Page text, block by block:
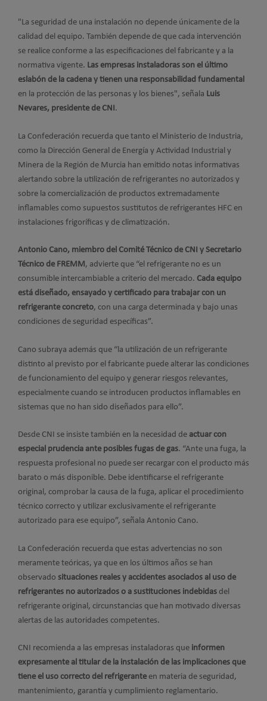
"La seguridad de una instalación no depende únicamente de la
calidad del equipo. También depende de que cada intervención
se realice conforme a las especificaciones del fabricante y a la
normativa vigente. Las empresas instaladoras son el último
eslabón de la cadena y tienen una responsabilidad fundamental
en la protección de las personas y los bienes", señala Luis
Nevares, presidente de CNI.
La Confederación recuerda que tanto el Ministerio de Industria,
como la Dirección General de Energía y Actividad Industrial y
Minera de la Región de Murcia han emitido notas informativas
alertando sobre la utilización de refrigerantes no autorizados y
sobre la comercialización de productos extremadamente
inflamables como supuestos sustitutos de refrigerantes HFC en
instalaciones frigoríficas y de climatización.
Antonio Cano, miembro del Comité Técnico de CNI y Secretario
Técnico de FREMM, advierte que “el refrigerante no es un
consumible intercambiable a criterio del mercado. Cada equipo
está diseñado, ensayado y certificado para trabajar con un
refrigerante concreto, con una carga determinada y bajo unas
condiciones de seguridad específicas”.
Cano subraya además que “la utilización de un refrigerante
distinto al previsto por el fabricante puede alterar las condiciones
de funcionamiento del equipo y generar riesgos relevantes,
especialmente cuando se introducen productos inflamables en
sistemas que no han sido diseñados para ello”.
Desde CNI se insiste también en la necesidad de actuar con
especial prudencia ante posibles fugas de gas. “Ante una fuga, la
respuesta profesional no puede ser recargar con el producto más
barato o más disponible. Debe identificarse el refrigerante
original, comprobar la causa de la fuga, aplicar el procedimiento
técnico correcto y utilizar exclusivamente el refrigerante
autorizado para ese equipo”, señala Antonio Cano.
La Confederación recuerda que estas advertencias no son
meramente teóricas, ya que en los últimos años se han
observado situaciones reales y accidentes asociados al uso de
refrigerantes no autorizados o a sustituciones indebidas del
refrigerante original, circunstancias que han motivado diversas
alertas de las autoridades competentes.
CNI recomienda a las empresas instaladoras que informen
expresamente al titular de la instalación de las implicaciones que
tiene el uso correcto del refrigeranteen materia de seguridad,
mantenimiento, garantía y cumplimiento reglamentario.